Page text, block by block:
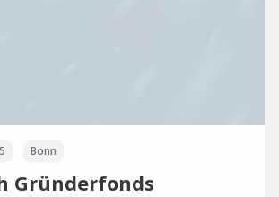
Bonn
Gründerfonds